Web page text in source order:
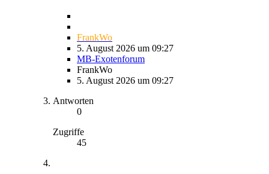
FrankWo
5. August 2026 um 09:27
MB-Exotenforum
FrankWo
5. August 2026 um 09:27
Antworten
0
Zugriffe
45